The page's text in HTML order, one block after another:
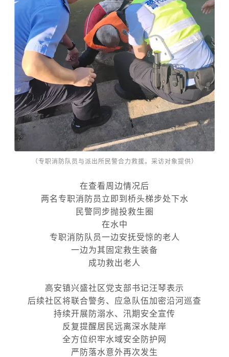
（专职消防队员与派出所民警合力救援。采访对象提供）
在查看周边情况后
两名专职消防员立即到桥头梯步处下水
民警同步抛投救生圈
在水中
专职消防队员一边安抚受惊的老人
一边为其固定救生装备
成功救出老人
高安镇兴盛社区党支部书记汪琴表示
后续社区将联合警务、应急队伍加密沿河巡查
持续开展防溺水、汛期安全宣传
反复提醒居民远离深水陡岸
全方位织牢水域安全防护网
严防落水意外再次发生